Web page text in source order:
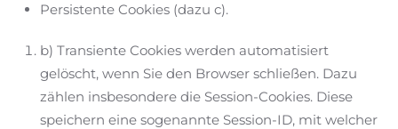
Persistente Cookies (dazu c).
b) Transiente Cookies werden automatisiert
gelöscht, wenn Sie den Browser schließen. Dazu
zählen insbesondere die Session-Cookies. Diese
speichern eine sogenannte Session-ID, mit welcher